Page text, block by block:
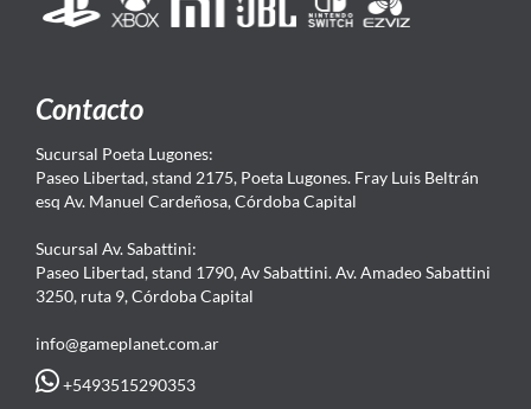
Contacto
Sucursal Poeta Lugones:
Paseo Libertad, stand 2175, Poeta Lugones. Fray Luis Beltrán
esq Av. Manuel Cardeñosa, Córdoba Capital
Sucursal Av. Sabattini:
Paseo Libertad, stand 1790, Av Sabattini. Av. Amadeo Sabattini
3250, ruta 9, Córdoba Capital
info@gameplanet.com.ar
+5493515290353